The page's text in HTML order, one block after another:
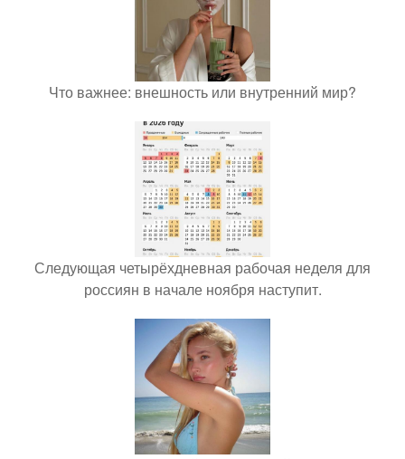
Что важнее: внешность или внутренний мир?
Следующая четырёхдневная рабочая неделя для
россиян в начале ноября наступит.